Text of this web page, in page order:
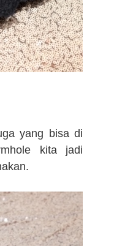
yang bisa di
kita jadi